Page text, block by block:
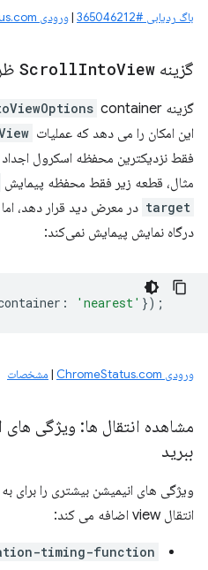
باگ ردیابی #365046212 |ورودی ChromeStatus.com
گزینه ScrollIntoView
گزینه
این امکان را می دهد که عملیات
فقط نزدیکترین محفظه اسکرول
مثال، قطعه زیر فقط محفظه پیمایش
target در معرض دید قرار دهد،
درگاه نمایش پیمایش نمی‌کند:
: 'nearest' });
ورودی ChromeStatus.com | مشخصات
مشاهده انتقال ها: ویژگی
ببرید
ویژگی های انیمیشن بیشتری را برای
انتقال view اضافه می کند:
timing-function